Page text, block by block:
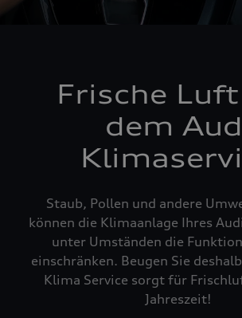
Frische
dem
Staub, Pollen und andere
können die Klimaanlage Ihres
unter Umständen die
einschränken. Beugen Sie
Klima Service sorgt für
Jahreszeit!